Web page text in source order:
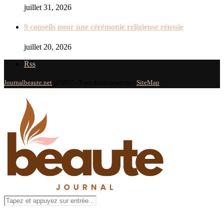
juillet 31, 2026
9 conseils pour une cérémonie religieuse réussie
juillet 20, 2026
Rss
Journalbeaute.net SiteMap